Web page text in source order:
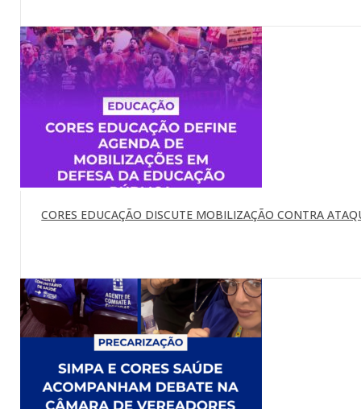
CORES EDUCAÇÃO DISCUTE MOBILIZAÇÃO CONTRA